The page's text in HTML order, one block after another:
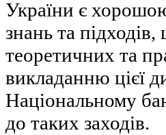
України є
знань та
теоретичних та
викладанню цієї
Національному
до таких заходів.